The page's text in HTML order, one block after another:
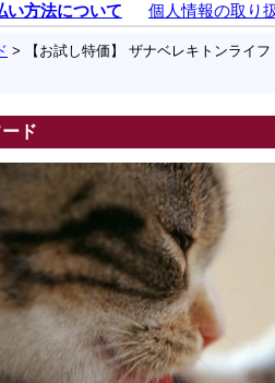
い方法について 個人情報の取り
> 【お試し特価】 ザナベレキトンライ
ド